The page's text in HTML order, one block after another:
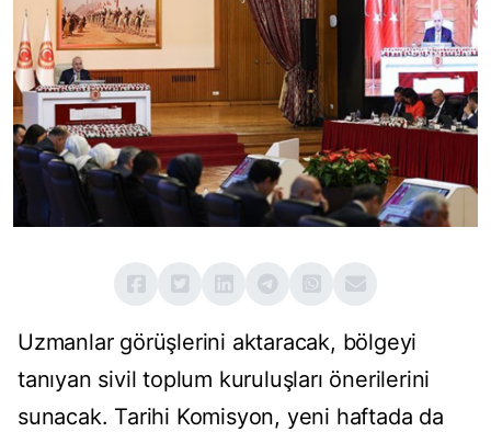
Uzmanlar görüşlerini aktaracak, bölgeyi
tanıyan sivil toplum kuruluşları önerilerini
sunacak. Tarihi Komisyon, yeni haftada da